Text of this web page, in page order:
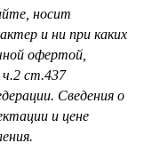
носит
и ни при каких
офертой,
ч.2 ст.437
Сведения о
и цене